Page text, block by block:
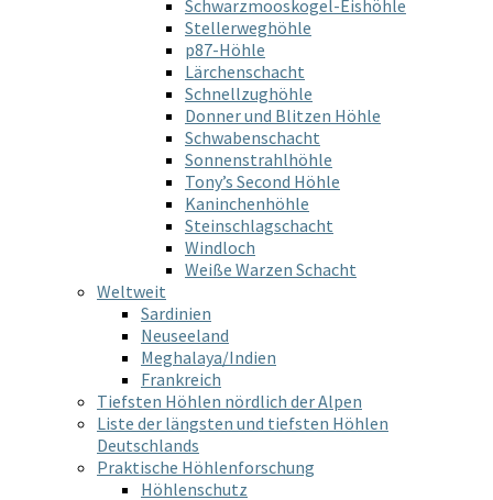
Schwarzmooskogel-Eishöhle
Stellerweghöhle
p87-Höhle
Lärchenschacht
Schnellzughöhle
Donner und Blitzen Höhle
Schwabenschacht
Sonnenstrahlhöhle
Tony’s Second Höhle
Kaninchenhöhle
Steinschlagschacht
Windloch
Weiße Warzen Schacht
Weltweit
Sardinien
Neuseeland
Meghalaya/Indien
Frankreich
Tiefsten Höhlen nördlich der Alpen
Liste der längsten und tiefsten Höhlen
Deutschlands
Praktische Höhlenforschung
Höhlenschutz